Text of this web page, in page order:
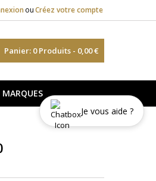
ouCréez votre compte
Panier: 0Produits - 0,00 €
MARQUES
Je vous aide ?